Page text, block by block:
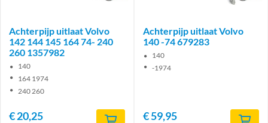
Achterpijp uitlaat Volvo
142 144 145 164 74- 240
260 1357982
140
164 1974
240 260
€20,25
Achterpijp uitlaat Volvo
140 -74 679283
140
-1974
€59,95